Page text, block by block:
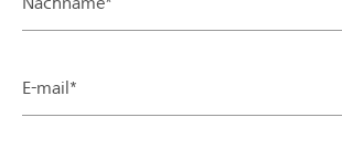
E-mail*